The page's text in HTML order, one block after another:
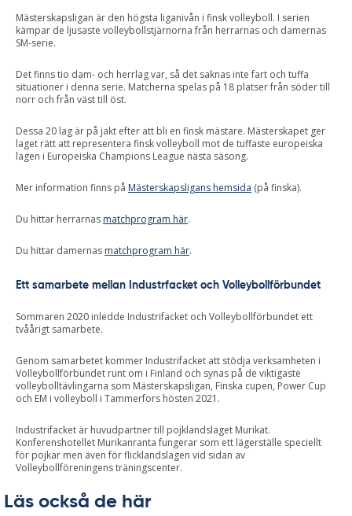
Mästerskapsligan är den högsta liganivån i finsk volleyboll. I serien
kämpar de ljusaste volleybollstjärnorna från herrarnas och damernas
SM-serie.
Det finns tio dam- och herrlag var, så det saknas inte fart och tuffa
situationer i denna serie. Matcherna spelas på 18 platser från söder till
norr och från väst till öst.
Dessa 20 lag är på jakt efter att bli en finsk mästare. Mästerskapet ger
laget rätt att representera finsk volleyboll mot de tuffaste europeiska
lagen i Europeiska Champions League nästa säsong.
Mer information finns på Mästerskapsligans hemsida (på finska).
Du hittar herrarnas matchprogram här.
Du hittar damernas matchprogram här.
Ett samarbete mellan Industrfacket och Volleybollförbundet
Sommaren 2020 inledde Industrifacket och Volleybollförbundet ett
tvåårigt samarbete.
Genom samarbetet kommer Industrifacket att stödja verksamheten i
Volleybollförbundet runt om i Finland och synas på de viktigaste
volleybolltävlingarna som Mästerskapsligan, Finska cupen, Power Cup
och EM i volleyboll i Tammerfors hösten 2021.
Industrifacket är huvudpartner till pojklandslaget Murikat.
Konferenshotellet Murikanranta fungerar som ett lägerställe speciellt
för pojkar men även för flicklandslagen vid sidan av
Volleybollföreningens träningscenter.
Läs också de här